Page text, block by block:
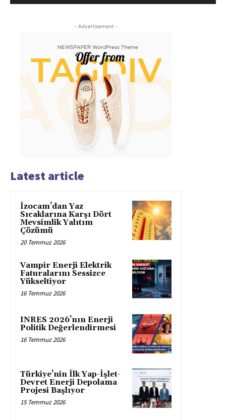
- Advertisement -
Latest article
İzocam’dan Yaz
Sıcaklarına Karşı Dört
Mevsimlik Yalıtım
Çözümü
20 Temmuz 2026
Vampir Enerji Elektrik
Faturalarını Sessizce
Yükseltiyor
16 Temmuz 2026
INRES 2026’nın Enerji
Politik Değerlendirmesi
16 Temmuz 2026
Türkiye’nin İlk Yap-İşlet-
Devret Enerji Depolama
Projesi Başlıyor
15 Temmuz 2026